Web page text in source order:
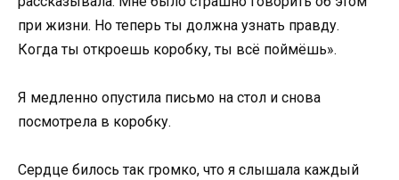
при жизни. Но теперь ты должна узнать правду.
Когда ты откроешь коробку, ты всё поймёшь».
Я медленно опустила письмо на стол и снова
посмотрела в коробку.
Сердце билось так громко, что я слышала каждый